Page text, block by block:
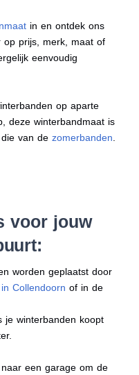
in en ontdek ons
op prijs, merk, maat of
eenvoudig
op aparte
deze winterbandmaat is
die van dezomerbanden
voor jouw
worden geplaatst door
Collendoorn of in de
je winterbanden koopt
een garage om de